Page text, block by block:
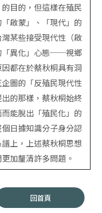
目的，但這樣在殖民
啟蒙」、「現代」的
某些接受現代性（啟
「異化」心態──視鄉
都在於蔡秋桐具有洞
圖的「反殖民現代性
的那樣，蔡秋桐始終
能脫出「殖民化」的
日據知識分子身分認
上，上述蔡秋桐思想
加釐清許多問題。
回首頁